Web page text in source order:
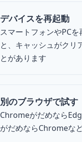
デバイスを再起動
スマートフォンやPCを
と、キャッシュがクリ
とがあります
別のブラウザで試す
Chromeがだめなら
がだめならChromeな